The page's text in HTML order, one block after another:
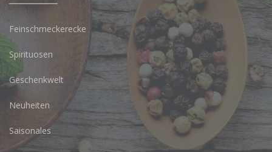
Feinschmeckerecke
Spirituosen
Geschenkwelt
Neuheiten
Saisonales